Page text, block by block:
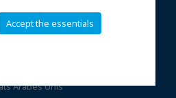
Accept the essentials
cookies
Arabes Unis